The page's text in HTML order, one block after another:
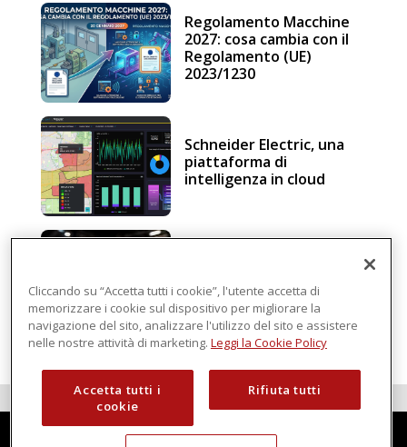
Regolamento Macchine
2027: cosa cambia con il
Regolamento (UE)
2023/1230
Schneider Electric, una
piattaforma di
intelligenza in cloud
Regolamento macchine
Cliccando su “Accetta tutti i cookie”, l'utente accetta di
memorizzare i cookie sul dispositivo per migliorare la
navigazione del sito, analizzare l'utilizzo del sito e assistere
nelle nostre attività di marketing. Leggi la Cookie Policy
Accetta tutti i
cookie
Rifiuta tutti